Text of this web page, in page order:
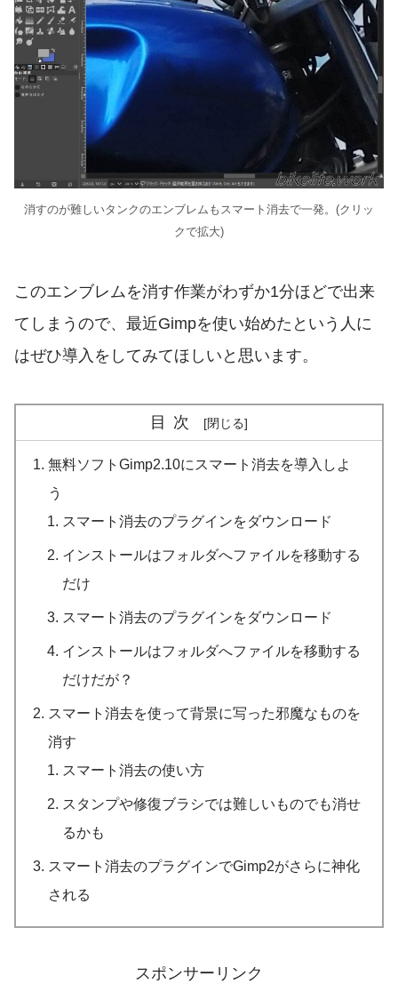
消すのが難しいタンクのエンブレムもスマート消去で一発。(クリッ
クで拡大)
このエンブレムを消す作業がわずか1分ほどで出来
てしまうので、最近Gimpを使い始めたという人に
はぜひ導入をしてみてほしいと思います。
目次
無料ソフトGimp2.10にスマート消去を導入しよ
う
スマート消去のプラグインをダウンロード
インストールはフォルダへファイルを移動する
だけ
スマート消去のプラグインをダウンロード
インストールはフォルダへファイルを移動する
だけだが？
スマート消去を使って背景に写った邪魔なものを
消す
スマート消去の使い方
スタンプや修復ブラシでは難しいものでも消せ
るかも
スマート消去のプラグインでGimp2がさらに神化
される
スポンサーリンク